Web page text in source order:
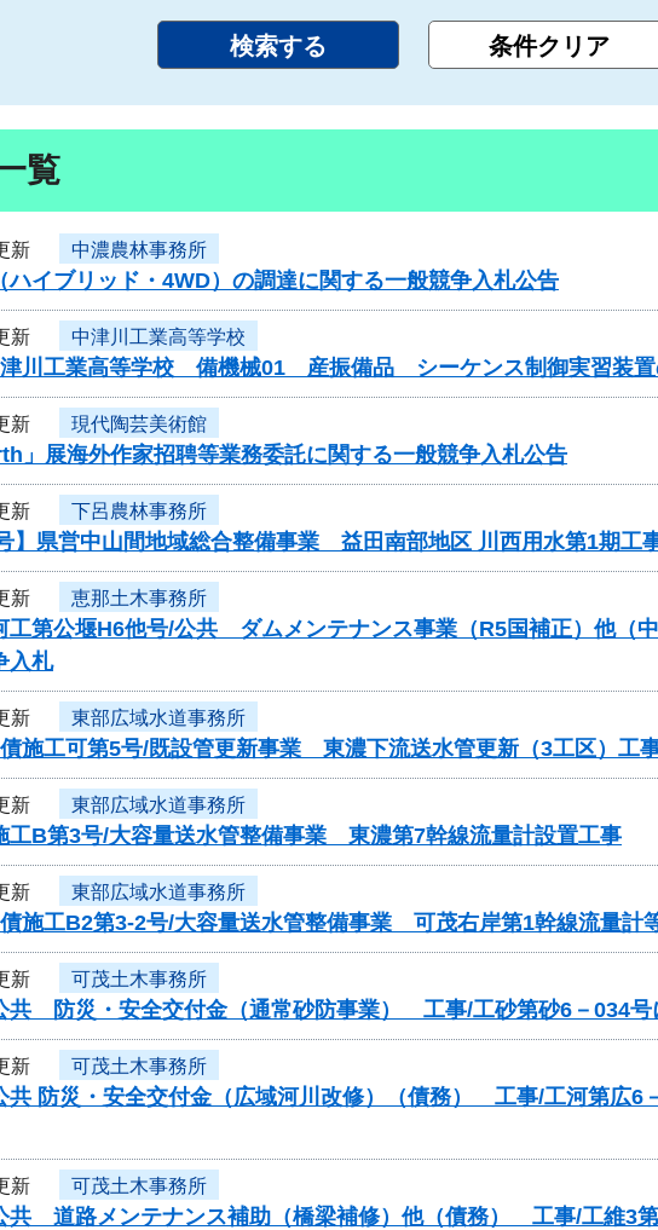
覧
新 中濃農林事務所
ハイブリッド・4WD）の調達に関する一般競争入札公告
新 中津川工業高等学校
川工業高等学校 備機械01 産振備品 シーケンス制御実習装置
新 現代陶芸美術館
」展海外作家招聘等業務委託に関する一般競争入札公告
新 下呂農林事務所
】県営中山間地域総合整備事業 益田南部地区 川西用水第1期工
新 恵那土木事務所
工第公堰H6他号/公共 ダムメンテナンス事業（R5国補正）他（
入札
新 東部広域水道事務所
債施工可第5号/既設管更新事業 東濃下流送水管更新（3工区）工
新 東部広域水道事務所
工B第3号/大容量送水管整備事業 東濃第7幹線流量計設置工事
新 東部広域水道事務所
債施工B2第3-2号/大容量送水管整備事業 可茂右岸第1幹線流量計
新 可茂土木事務所
共 防災・安全交付金（通常砂防事業） 工事/工砂第砂6－034号
新 可茂土木事務所
共 防災・安全交付金（広域河川改修）（債務） 工事/工河第広6
新 可茂土木事務所
共 道路メンテナンス補助（橋梁補修）他（債務） 工事/工維3